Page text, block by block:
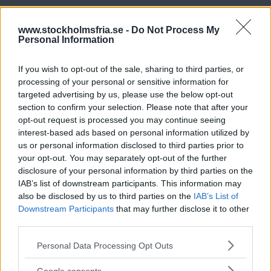
www.stockholmsfria.se - Do Not Process My
Personal Information
If you wish to opt-out of the sale, sharing to third parties, or
processing of your personal or sensitive information for
targeted advertising by us, please use the below opt-out
section to confirm your selection. Please note that after your
opt-out request is processed you may continue seeing
interest-based ads based on personal information utilized by
us or personal information disclosed to third parties prior to
your opt-out. You may separately opt-out of the further
disclosure of your personal information by third parties on the
IAB’s list of downstream participants. This information may
also be disclosed by us to third parties on the IAB’s List of
Downstream Participants that may further disclose it to other
Please note that this website/app uses one or more Google
not limited to your visit or usage behaviour. You may click to
Personal Data Processing Opt Outs
Läs Frias efterträdare!
Syreär Sveriges enda gröna dagstidning som
finns både digitalt och i tryck.
Även om verksamheten fick mycket uppmärksamhet
De första tio månaderna under Hesselbäcks ledning
lämnade nio av sjutton styrelsemedlemmar
distriktsstyrelsen. Partiet tappade dessutom fler
kommunfullmäktigeplatser. När Mia Danielsson
petades som gruppledare i kommunfullmäktige hösten
2015 blev hon deras andra vilde. Kort efteråt uteslöts
suppleanten Rickard Wall som också blev vilde.
Inför årsmötet 2016 bröt konflikterna ut i öppen dager